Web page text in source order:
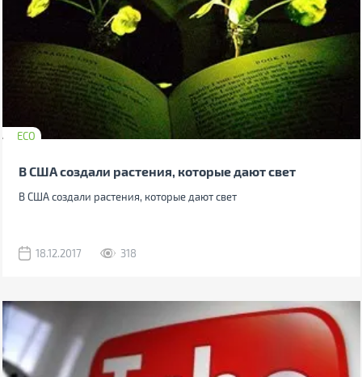
ECO
В США создали растения, которые дают свет
В США создали растения, которые дают свет
18.12.2017 318